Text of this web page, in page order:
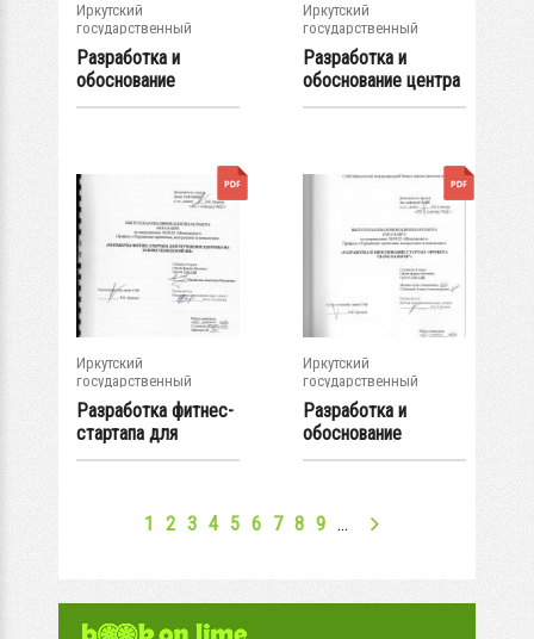
Иркутский
государственный
университет
Разработка и
обоснование
проекта по
Иркутский
государственный
университет
Разработка и
обоснование центра
комплексного...
Иркутский
государственный
университет
Разработка фитнес-
стартапа для
улучшения
Иркутский
государственный
университет
Разработка и
обоснование
стартап-проекта
1
2 3 4 5 6 7 8 9 …